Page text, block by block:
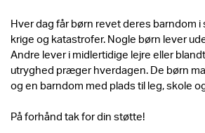
Hver dag får børn revet deres barndom
krige og katastrofer. Nogle børn lever
Andre lever i midlertidige lejre eller
utryghed præger hverdagen. De børn
og en barndom med plads til leg, skole
På forhånd tak for din støtte!